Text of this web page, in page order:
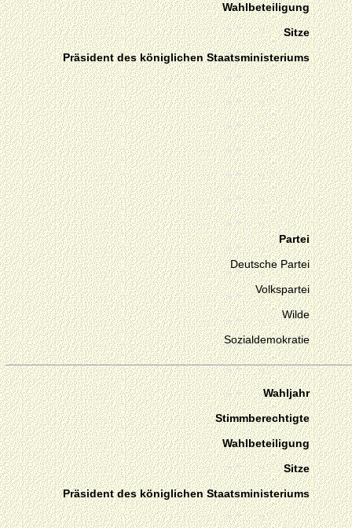
Wahlbeteiligung
Sitze
Präsident des königlichen Staatsministeriums
Partei
Deutsche Partei
Volkspartei
Wilde
Sozialdemokratie
Wahljahr
Stimmberechtigte
Wahlbeteiligung
Sitze
Präsident des königlichen Staatsministeriums